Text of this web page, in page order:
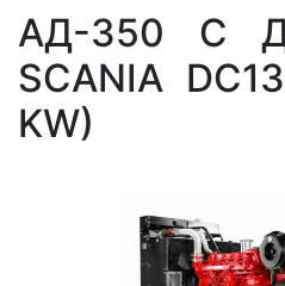
АД-350 С
SCANIA
KW)